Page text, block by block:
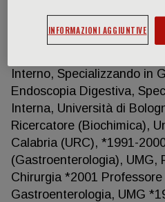
Endoscopia Digestiva,
*Medicina Interna, 1989,
Interno, Specializzando in
Endoscopia Digestiva,
Interna, Università di
Ricercatore (Biochimica),
Calabria (URC), *1991-
(Gastroenterologia), UMG,
Chirurgia *2001
Gastroenterologia, UMG
INFORMAZIONI AGGIUNTIVE